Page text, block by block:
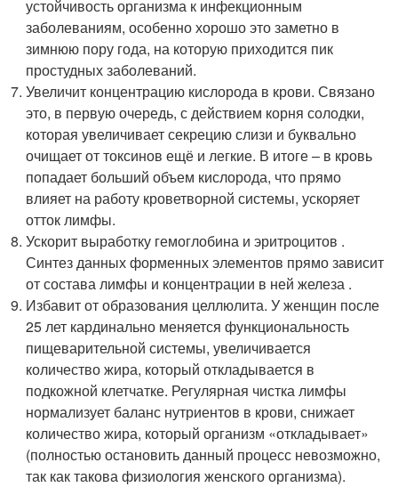
устойчивость организма к инфекционным
заболеваниям, особенно хорошо это заметно в
зимнюю пору года, на которую приходится пик
простудных заболеваний.
Увеличит концентрацию кислорода в крови. Связано
это, в первую очередь, с действием корня солодки,
которая увеличивает секрецию слизи и буквально
очищает от токсинов ещё и легкие. В итоге – в кровь
попадает больший объем кислорода, что прямо
влияет на работу кроветворной системы, ускоряет
отток лимфы.
Ускорит выработку гемоглобина и эритроцитов .
Синтез данных форменных элементов прямо зависит
от состава лимфы и концентрации в ней железа .
Избавит от образования целлюлита. У женщин после
25 лет кардинально меняется функциональность
пищеварительной системы, увеличивается
количество жира, который откладывается в
подкожной клетчатке. Регулярная чистка лимфы
нормализует баланс нутриентов в крови, снижает
количество жира, который организм «откладывает»
(полностью остановить данный процесс невозможно,
так как такова физиология женского организма).